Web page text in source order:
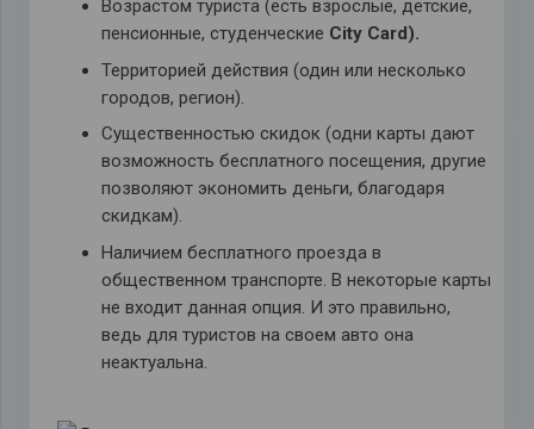
Возрастом туриста (есть взрослые, детские,
пенсионные, студенческие City Card).
Территорией действия (один или несколько
городов, регион).
Существенностью скидок (одни карты дают
возможность бесплатного посещения, другие
позволяют экономить деньги, благодаря
скидкам).
Наличием бесплатного проезда в
общественном транспорте. В некоторые карты
не входит данная опция. И это правильно,
ведь для туристов на своем авто она
неактуальна.